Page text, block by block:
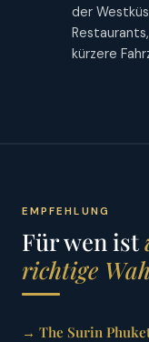
der
kürzere
EMPFEHLUNG
Für wen ist
richtige
→ The Surin